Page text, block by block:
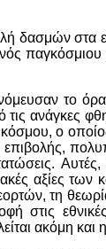
δασμών στα
το
ανάγκες
κόσμου, ο
αξίες
τη
στις
ακόμη και